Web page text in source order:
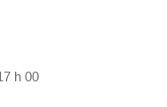
h 00